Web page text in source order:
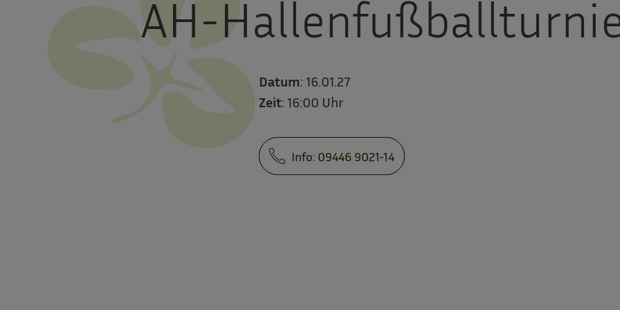
AH-
Datum: 16.01.27
Zeit: 16:00 Uhr
Info: 09446 9021-14